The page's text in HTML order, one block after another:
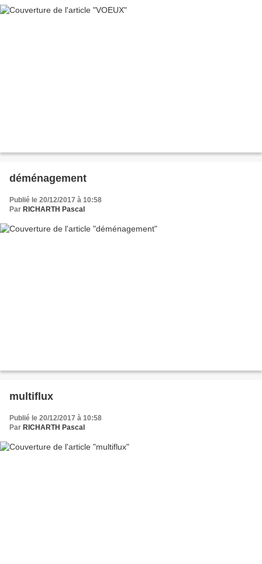
déménagement
Publié le 20/12/2017 à 10:58
Par RICHARTH Pascal
multiflux
Publié le 20/12/2017 à 10:58
Par RICHARTH Pascal